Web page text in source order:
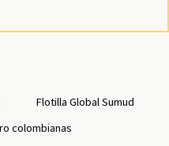
Flotilla Global Sumud
colombianas